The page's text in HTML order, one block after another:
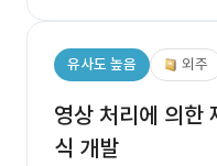
유사도 높음 외주
영상 처리에 의한
식 개발